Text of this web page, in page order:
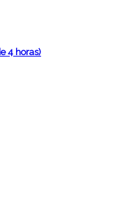
4 horas)